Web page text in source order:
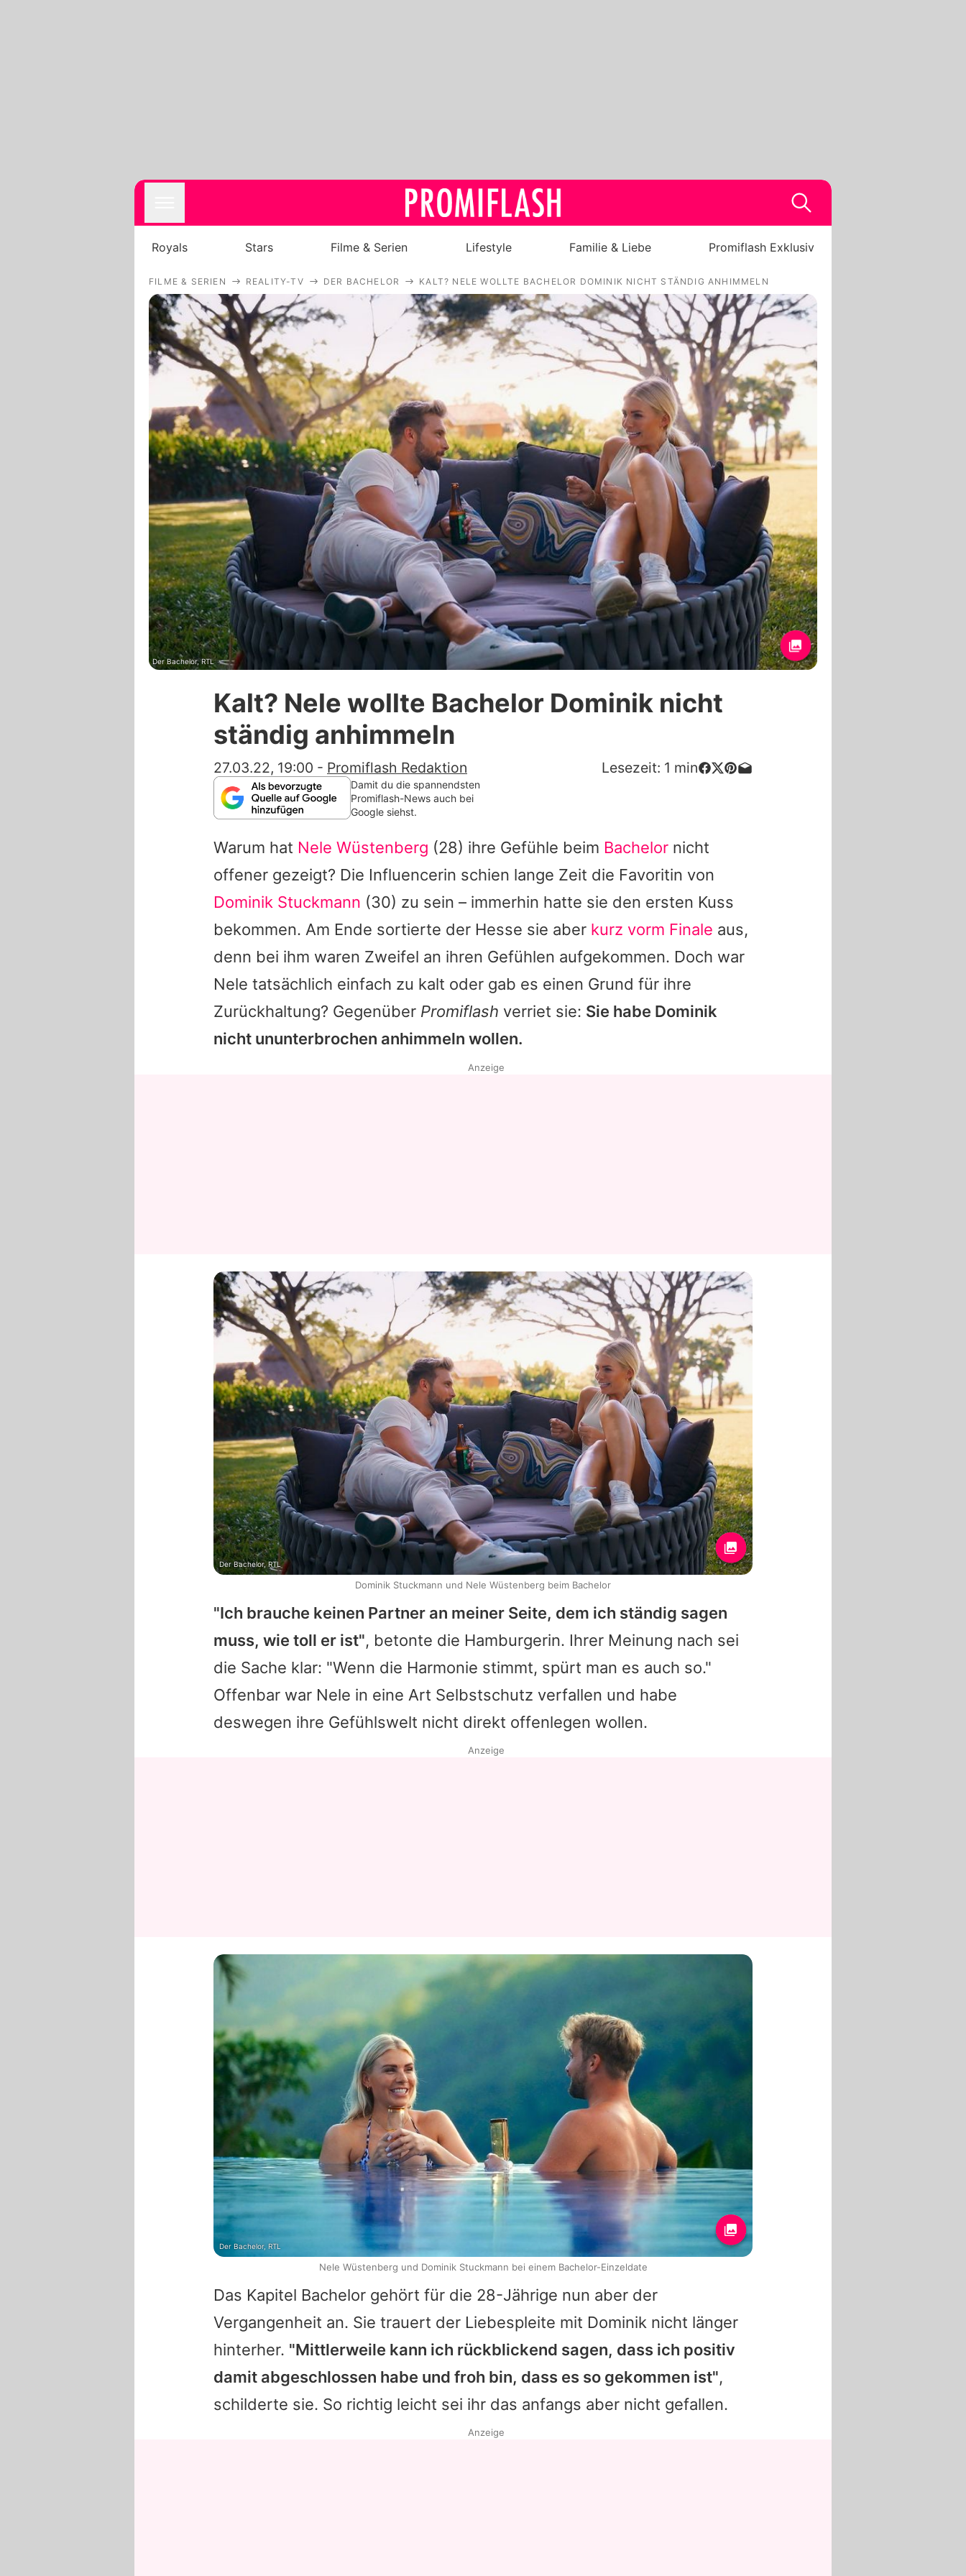
Royals
Stars
Filme & Serien
Familie & Liebe
Promiflash Exklusiv
Alle Themen auf Promiflash
Jobs
App runterladen
Team
Redaktionelle Richtlinien
Impressum
Datenschutzerklärung
Nutzungsbedingungen
Utiq verwalten
Royals Stars Filme & Serien Lifestyle Familie & Liebe Promiflash Exklusiv
FILME & SERIEN REALITY-TV DER BACHELOR KALT? NELE WOLLTE BACHELOR DOMINIK NICHT STÄNDIG ANHIMMELN
Der Bachelor, RTL
Kalt? Nele wollte Bachelor Dominik nicht
ständig anhimmeln
27.03.22, 19:00 - Promiflash Redaktion Lesezeit: 1 min
Damit du die spannendsten
Promiflash-News auch bei
Google siehst.
Warum hat Nele Wüstenberg (28) ihre Gefühle beim Bachelor nicht
offener gezeigt? Die Influencerin schien lange Zeit die Favoritin von
Dominik Stuckmann (30) zu sein – immerhin hatte sie den ersten Kuss
bekommen. Am Ende sortierte der Hesse sie aber kurz vorm Finale aus,
denn bei ihm waren Zweifel an ihren Gefühlen aufgekommen. Doch war
Nele tatsächlich einfach zu kalt oder gab es einen Grund für ihre
Zurückhaltung? Gegenüber Promiflash verriet sie: Sie habe Dominik
nicht ununterbrochen anhimmeln wollen.
"Ich brauche keinen Partner an meiner Seite, dem ich ständig sagen
muss, wie toll er ist", betonte die Hamburgerin. Ihrer Meinung nach sei
die Sache klar: "Wenn die Harmonie stimmt, spürt man es auch so."
Offenbar war Nele in eine Art Selbstschutz verfallen und habe
deswegen ihre Gefühlswelt nicht direkt offenlegen wollen.
Das Kapitel Bachelor gehört für die 28-Jährige nun aber der
Vergangenheit an. Sie trauert der Liebespleite mit Dominik nicht länger
hinterher. "Mittlerweile kann ich rückblickend sagen, dass ich positiv
damit abgeschlossen habe und froh bin, dass es so gekommen ist",
schilderte sie. So richtig leicht sei ihr das anfangs aber nicht gefallen.
Anzeige
Der Bachelor, RTL
Dominik Stuckmann und Nele Wüstenberg beim Bachelor
Anzeige
Der Bachelor, RTL
Nele Wüstenberg und Dominik Stuckmann bei einem Bachelor-Einzeldate
Anzeige